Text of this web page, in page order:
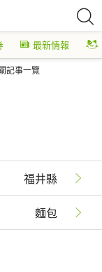
最新情報
記事一覽
福井縣
麵包